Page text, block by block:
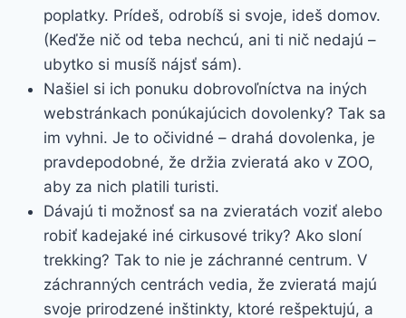
poplatky. Prídeš, odrobíš si svoje, ideš domov.
(Keďže nič od teba nechcú, ani ti nič nedajú –
ubytko si musíš nájsť sám).
Našiel si ich ponuku dobrovoľníctva na iných
webstránkach ponúkajúcich dovolenky? Tak sa
im vyhni. Je to očividné – drahá dovolenka, je
pravdepodobné, že držia zvieratá ako v ZOO,
aby za nich platili turisti.
Dávajú ti možnosť sa na zvieratách voziť alebo
robiť kadejaké iné cirkusové triky? Ako sloní
trekking? Tak to nie je záchranné centrum. V
záchranných centrách vedia, že zvieratá majú
svoje prirodzené inštinkty, ktoré rešpektujú, a